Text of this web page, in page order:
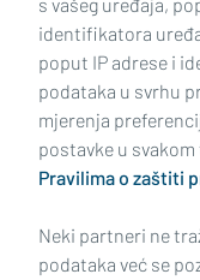
Impressum Uvjeti
Politika kolačića
Oglašavanje
identifikatora
poput IP adrese i
podataka u svrhu
mjerenja
postavke u
Pravilima o zaštiti
Neki partneri ne
podataka već se